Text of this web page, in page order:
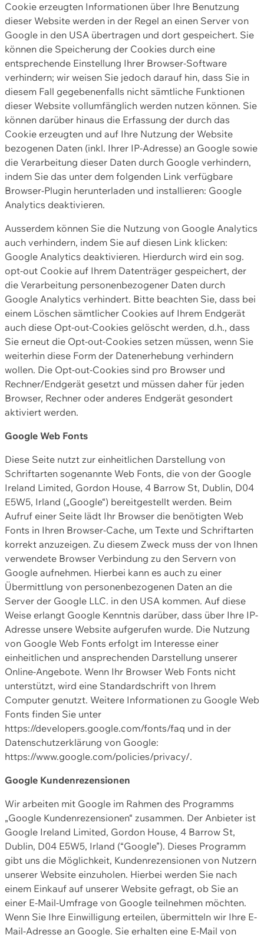
Cookie erzeugten Informationen über Ihre Benutzung
dieser Website werden in der Regel an einen Server von
Google in den USA übertragen und dort gespeichert. Sie
können die Speicherung der Cookies durch eine
entsprechende Einstellung Ihrer Browser-Software
verhindern; wir weisen Sie jedoch darauf hin, dass Sie in
diesem Fall gegebenenfalls nicht sämtliche Funktionen
dieser Website vollumfänglich werden nutzen können. Sie
können darüber hinaus die Erfassung der durch das
Cookie erzeugten und auf Ihre Nutzung der Website
bezogenen Daten (inkl. Ihrer IP-Adresse) an Google sowie
die Verarbeitung dieser Daten durch Google verhindern,
indem Sie das unter dem folgenden Link verfügbare
Browser-Plugin herunterladen und installieren: Google
Analytics deaktivieren.
Ausserdem können Sie die Nutzung von Google Analytics
auch verhindern, indem Sie auf diesen Link klicken:
Google Analytics deaktivieren. Hierdurch wird ein sog.
opt-out Cookie auf Ihrem Datenträger gespeichert, der
die Verarbeitung personenbezogener Daten durch
Google Analytics verhindert. Bitte beachten Sie, dass bei
einem Löschen sämtlicher Cookies auf Ihrem Endgerät
auch diese Opt-out-Cookies gelöscht werden, d.h., dass
Sie erneut die Opt-out-Cookies setzen müssen, wenn Sie
weiterhin diese Form der Datenerhebung verhindern
wollen. Die Opt-out-Cookies sind pro Browser und
Rechner/Endgerät gesetzt und müssen daher für jeden
Browser, Rechner oder anderes Endgerät gesondert
aktiviert werden.
Google Web Fonts
Diese Seite nutzt zur einheitlichen Darstellung von
Schriftarten sogenannte Web Fonts, die von der Google
Ireland Limited, Gordon House, 4 Barrow St, Dublin, D04
E5W5, Irland („Google“) bereitgestellt werden. Beim
Aufruf einer Seite lädt Ihr Browser die benötigten Web
Fonts in Ihren Browser-Cache, um Texte und Schriftarten
korrekt anzuzeigen. Zu diesem Zweck muss der von Ihnen
verwendete Browser Verbindung zu den Servern von
Google aufnehmen. Hierbei kann es auch zu einer
Übermittlung von personenbezogenen Daten an die
Server der Google LLC. in den USA kommen. Auf diese
Weise erlangt Google Kenntnis darüber, dass über Ihre IP-
Adresse unsere Website aufgerufen wurde. Die Nutzung
von Google Web Fonts erfolgt im Interesse einer
einheitlichen und ansprechenden Darstellung unserer
Online-Angebote. Wenn Ihr Browser Web Fonts nicht
unterstützt, wird eine Standardschrift von Ihrem
Computer genutzt. Weitere Informationen zu Google Web
Fonts finden Sie unter
https://developers.google.com/fonts/faq und in der
Datenschutzerklärung von Google:
https://www.google.com/policies/privacy/.
Google Kundenrezensionen
Wir arbeiten mit Google im Rahmen des Programms
„Google Kundenrezensionen“ zusammen. Der Anbieter ist
Google Ireland Limited, Gordon House, 4 Barrow St,
Dublin, D04 E5W5, Irland (“Google”). Dieses Programm
gibt uns die Möglichkeit, Kundenrezensionen von Nutzern
unserer Website einzuholen. Hierbei werden Sie nach
einem Einkauf auf unserer Website gefragt, ob Sie an
einer E-Mail-Umfrage von Google teilnehmen möchten.
Wenn Sie Ihre Einwilligung erteilen, übermitteln wir Ihre E-
Mail-Adresse an Google. Sie erhalten eine E-Mail von